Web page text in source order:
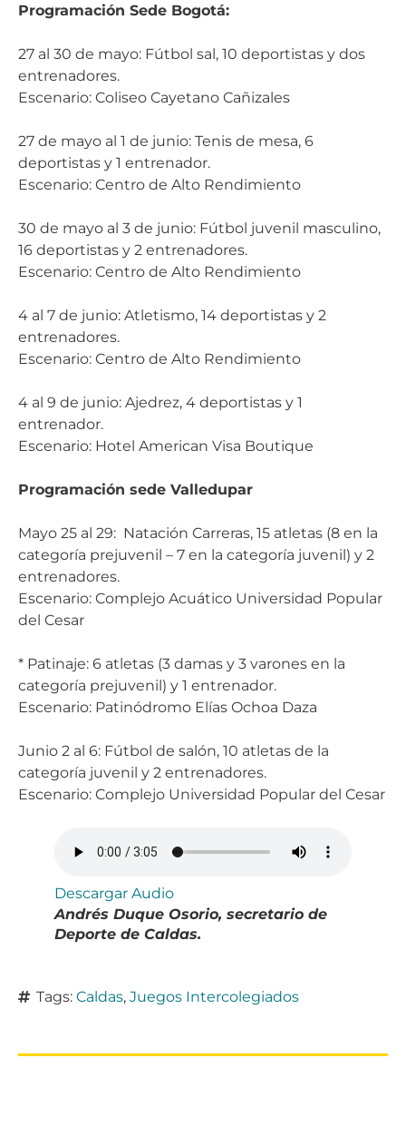
Programación Sede Bogotá:
27 al 30 de mayo: Fútbol sal, 10 deportistas y dos
entrenadores.
Escenario: Coliseo Cayetano Cañizales
27 de mayo al 1 de junio: Tenis de mesa, 6
deportistas y 1 entrenador.
Escenario: Centro de Alto Rendimiento
30 de mayo al 3 de junio: Fútbol juvenil masculino,
16 deportistas y 2 entrenadores.
Escenario: Centro de Alto Rendimiento
4 al 7 de junio: Atletismo, 14 deportistas y 2
entrenadores.
Escenario: Centro de Alto Rendimiento
4 al 9 de junio: Ajedrez, 4 deportistas y 1
entrenador.
Escenario: Hotel American Visa Boutique
Programación sede Valledupar
Mayo 25 al 29: Natación Carreras, 15 atletas (8 en la
categoría prejuvenil – 7 en la categoría juvenil) y 2
entrenadores.
Escenario: Complejo Acuático Universidad Popular
del Cesar
* Patinaje: 6 atletas (3 damas y 3 varones en la
categoría prejuvenil) y 1 entrenador.
Escenario: Patinódromo Elías Ochoa Daza
Junio 2 al 6: Fútbol de salón, 10 atletas de la
categoría juvenil y 2 entrenadores.
Escenario: Complejo Universidad Popular del Cesar
Descargar Audio
Andrés Duque Osorio, secretario de
Deporte de Caldas.
Tags: Caldas, Juegos Intercolegiados